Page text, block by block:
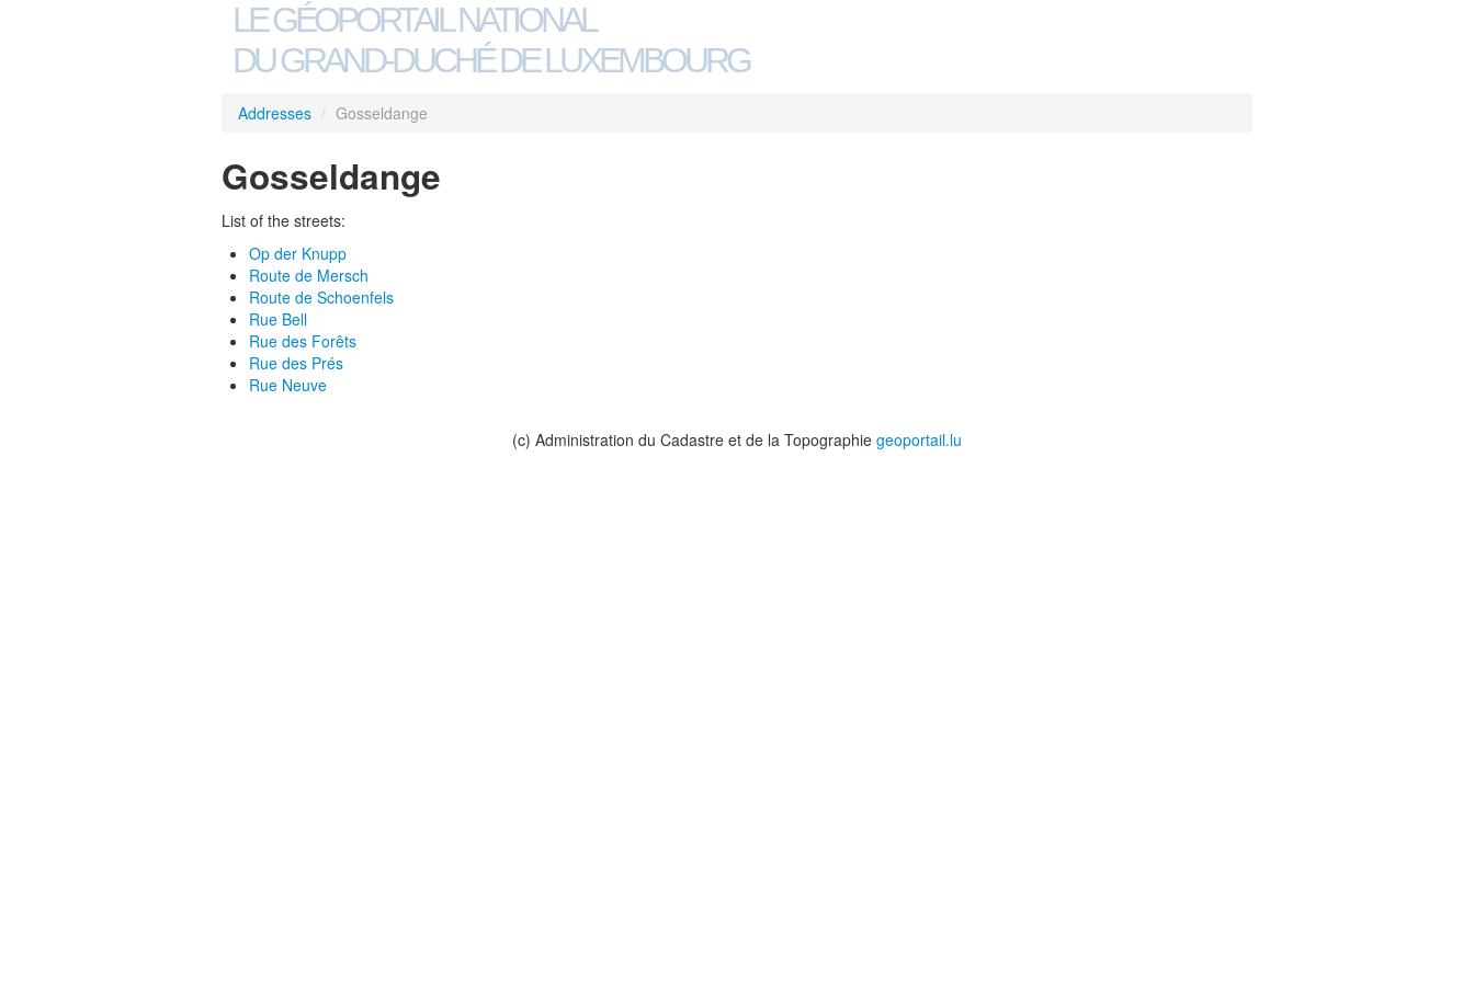
LE GÉOPORTAIL NATIONAL
DU GRAND-DUCHÉ DE LUXEMBOURG
Addresses / Gosseldange
Gosseldange
List of the streets:
Op der Knupp
Route de Mersch
Route de Schoenfels
Rue Bell
Rue des Forêts
Rue des Prés
Rue Neuve
(c) Administration du Cadastre et de la Topographie geoportail.lu